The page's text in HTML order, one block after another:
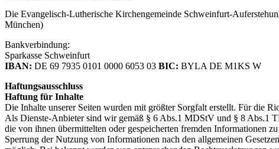
Die Evangelisch-Lutherische Kirchengemeinde Schweinfurt-
München)
Bankverbindung:
Sparkasse Schweinfurt
IBAN: DE 69 7935 0101 0000 6053 03 BIC: BYLA DE M1KS W
Haftungsausschluss
Haftung für Inhalte
Die Inhalte unserer Seiten wurden mit größter Sorgfalt erstellt. Für die
Als Dienste-Anbieter sind wir gemäß § 6 Abs.1 MDStV und § 8 Abs.1
die von ihnen übermittelten oder gespeicherten fremden Informationen
Sperrung der Nutzung von Informationen nach den allgemeinen